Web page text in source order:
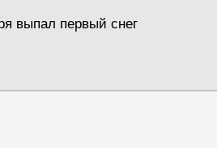
выпал первый снег